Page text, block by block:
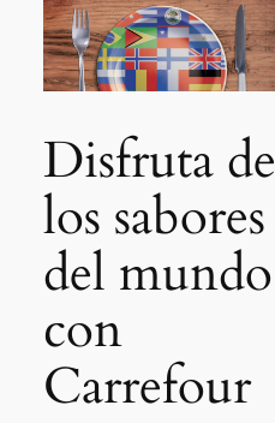
Disfruta de
los sabores
del mundo
con
Carrefour